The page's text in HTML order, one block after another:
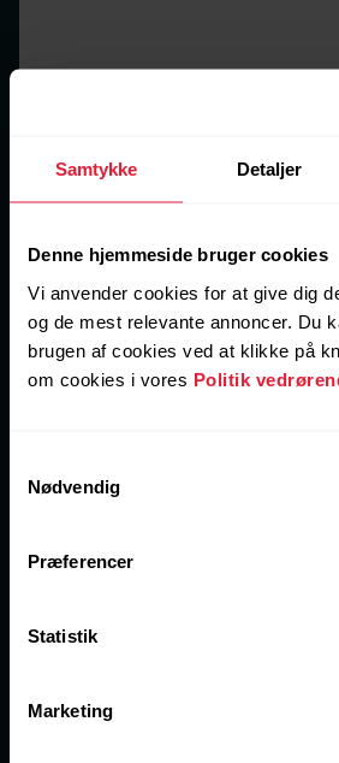
Samtykke Detaljer
Denne hjemmeside bruger cookies
Vi anvender cookies for at give dig
og de mest relevante annoncer. Du
brugen af cookies ved at klikke på
om cookies i vores Politik
Nødvendig
Præferencer
Statistik
Marketing
Pulsmåler